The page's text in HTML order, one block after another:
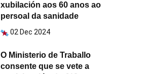
xubilación aos 60 anos ao
persoal da sanidade
02 Dec 2024
O Ministerio de Traballo
consente que se vete a